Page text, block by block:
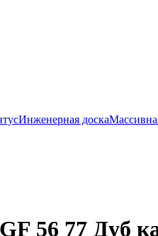
Инженерная доска
56 77 Дуб